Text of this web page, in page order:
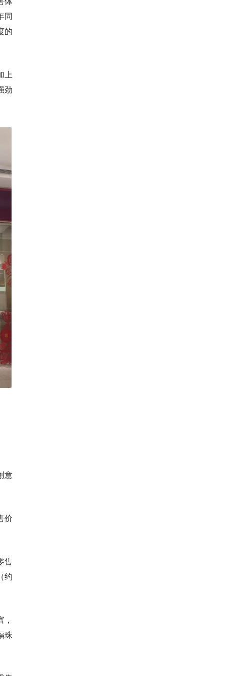
同
的
上
劲
意
价
售
约
珠